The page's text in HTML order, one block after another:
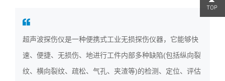
超声波探伤仪是一种便携式工业无损探伤仪器，它能够快
速、便捷、无损伤、地进行工件内部多种缺陷(包括纵向裂
纹、横向裂纹、疏松、气孔、夹渣等)的检测、定位、评估
180-
3636